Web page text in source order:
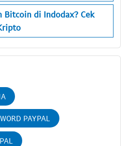
Bitcoin di Indodax? Cek
PAYPAL